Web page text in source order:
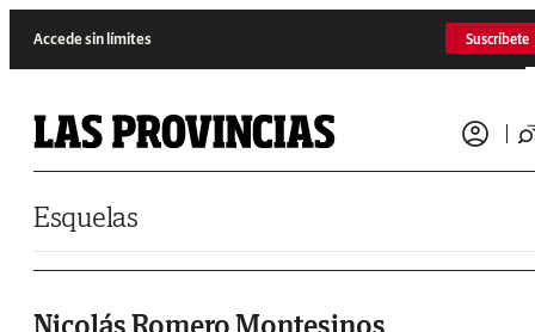
Accede sin límites Suscríbete
Esquelas